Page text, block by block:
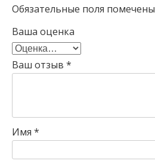
Обязательные поля помечены
Ваша оценка
Ваш отзыв *
Имя *